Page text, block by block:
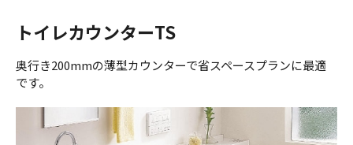
トイレカウンターTS
奥行き200mmの薄型カウンターで省スペースプランに最適
です。